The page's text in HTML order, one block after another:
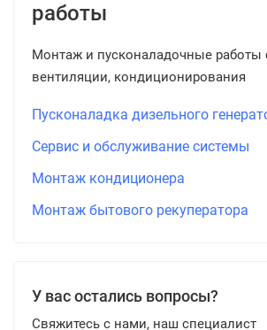
работы
Монтаж и пусконаладочные работы
вентиляции, кондиционирования
Пусконаладка дизельного
Сервис и обслуживание системы
Монтаж кондиционера
Монтаж бытового рекуператора
У вас остались вопросы?
Свяжитесь с нами, наш специалист